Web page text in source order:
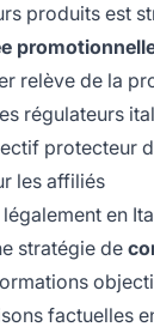
produits est
relève de la
régulateurs
protecteur
les affiliés
en
stratégie de
factuelles